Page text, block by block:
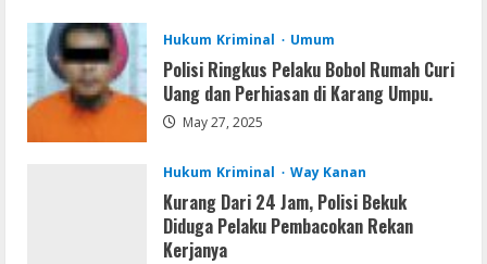
Serialers
Adobe Acrobat Pro 2021 Portable only
[100% Worked] [Windows] 2025
Hukum Kriminal Umum
Polisi Ringkus Pelaku Bobol Rumah Curi
Uang dan Perhiasan di Karang Umpu.
May 27, 2025
Hukum Kriminal Way Kanan
Kurang Dari 24 Jam, Polisi Bekuk
Diduga Pelaku Pembacokan Rekan
Kerjanya